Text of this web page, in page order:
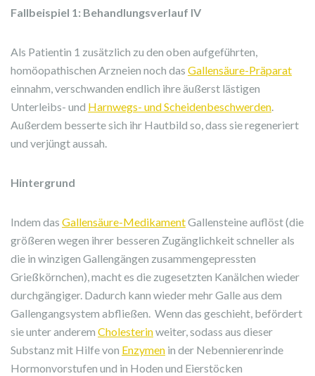
Fallbeispiel 1: Behandlungsverlauf IV
Als Patientin 1 zusätzlich zu den oben aufgeführten,
homöopathischen Arzneien noch das Gallensäure-Präparat
einnahm, verschwanden endlich ihre äußerst lästigen
Unterleibs- und Harnwegs- und Scheidenbeschwerden.
Außerdem besserte sich ihr Hautbild so, dass sie regeneriert
und verjüngt aussah.
Hintergrund
Indem das Gallensäure-MedikamentGallensteine auflöst (die
größeren wegen ihrer besseren Zugänglichkeit schneller als
die in winzigen Gallengängen zusammengepressten
Grießkörnchen), macht es die zugesetzten Kanälchen wieder
durchgängiger. Dadurch kann wieder mehr Galle aus dem
Gallengangsystem abfließen. Wenn das geschieht, befördert
sie unter anderem Cholesterinweiter, sodass aus dieser
Substanz mit Hilfe von Enzymen in der Nebennierenrinde
Hormonvorstufen und in Hoden und Eierstöcken